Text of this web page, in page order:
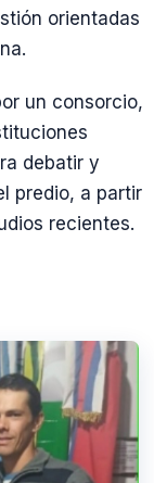
orientadas
un consorcio,
debatir y
predio, a partir
recientes.